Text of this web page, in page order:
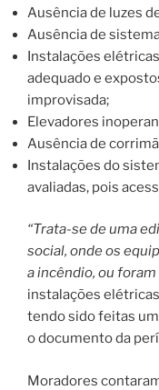
Ausência de luzes
Ausência de
Instalações
adequado e
improvisada;
Elevadores
Ausência de
Instalações do
avaliadas, pois
“Trata-se de uma
social, onde os
a incêndio, ou
instalações
tendo sido feitas
o documento da
Moradores